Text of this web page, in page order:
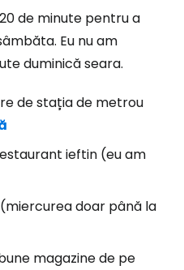
de minute pentru a
Eu nu am
duminică seara.
de stația de metrou
ieftin (eu am
(miercurea doar până la
magazine de pe